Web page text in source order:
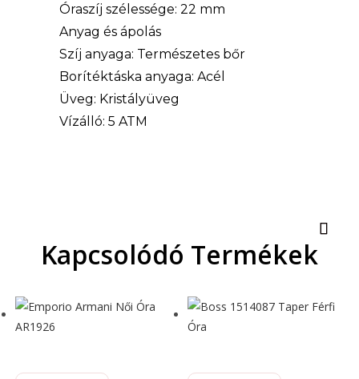
Óraszíj szélessége: 22 mm
Anyag és ápolás
Szíj anyaga: Természetes bőr
Borítéktáska anyaga: Acél
Üveg: Kristályüveg
Vízálló: 5 ATM
Kapcsolódó Termékek